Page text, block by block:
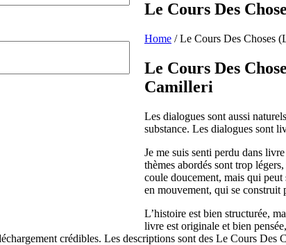
Le Cours Des
Home /Le Cours Des Choses
Le Cours Des
Camilleri
Les dialogues sont aussi
substance. Les dialogues sont
Je me suis senti perdu dans
thèmes abordés sont trop
coule doucement, mais qui
en mouvement, qui se construit
L’histoire est bien structurée,
livre est originale et bien
crédibles. Les descriptions sont des Le Cours